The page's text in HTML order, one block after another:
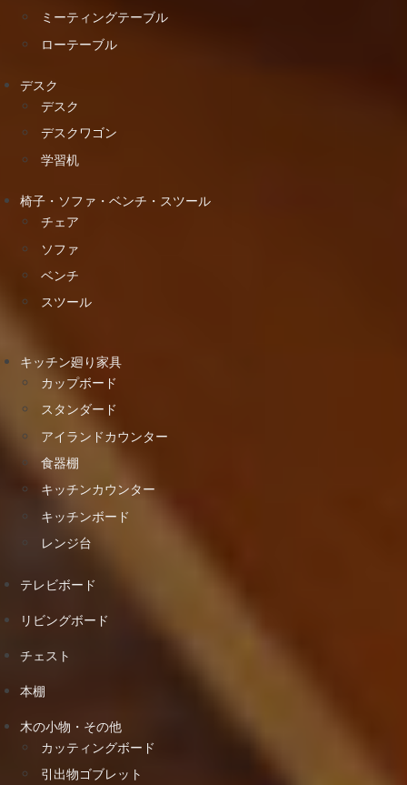
ミーティングテーブル
ローテーブル
デスク
デスク
デスクワゴン
学習机
椅子・ソファ・ベンチ・スツール
チェア
ソファ
ベンチ
スツール
キッチン廻り家具
カップボード
スタンダード
アイランドカウンター
食器棚
キッチンカウンター
キッチンボード
レンジ台
テレビボード
リビングボード
チェスト
本棚
木の小物・その他
カッティングボード
引出物ゴブレット